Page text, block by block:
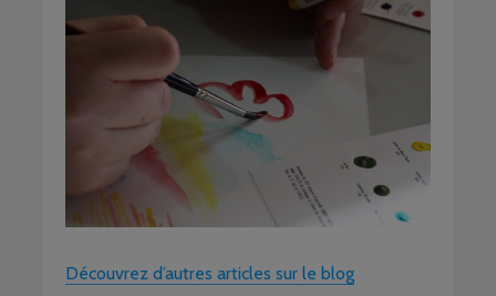
Découvrez d’autres articles sur le blog